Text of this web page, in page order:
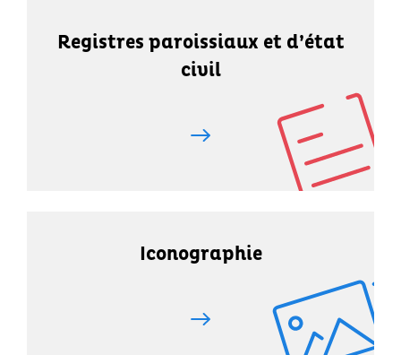
Registres paroissiaux et d’état
civil
Iconographie